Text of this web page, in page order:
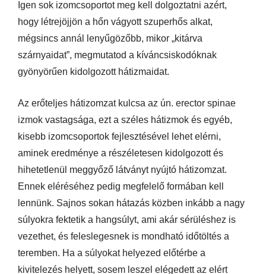
Igen sok izomcsoportot meg kell dolgoztatni azért,
hogy létrejöjjön a hőn vágyott szuperhős alkat,
mégsincs annál lenyűgözőbb, mikor „kitárva
szárnyaidat”, megmutatod a kíváncsiskodóknak
gyönyörűen kidolgozott hátizmaidat.
Az erőteljes hátizomzat kulcsa az ún. erector spinae
izmok vastagsága, ezt a széles hátizmok és egyéb,
kisebb izomcsoportok fejlesztésével lehet elérni,
aminek eredménye a részéletesen kidolgozott és
hihetetlenül meggyőző látványt nyújtó hátizomzat.
Ennek eléréséhez pedig megfelelő formában kell
lennünk. Sajnos sokan hátazás közben inkább a nagy
súlyokra fektetik a hangsúlyt, ami akár sérüléshez is
vezethet, és feleslegesnek is mondható időtöltés a
teremben. Ha a súlyokat helyezed előtérbe a
kivitelezés helyett, sosem leszel elégedett az elért